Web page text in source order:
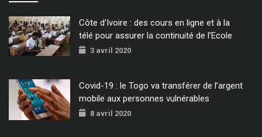
Côte d’Ivoire : des cours en ligne et à la
télé pour assurer la continuité de l’Ecole
3 avril 2020
Covid-19 : le Togo va transférer de l’argent
mobile aux personnes vulnérables
8 avril 2020